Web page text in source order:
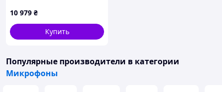
10 979 ₴
Купить
Популярные производители в категории
Микрофоны